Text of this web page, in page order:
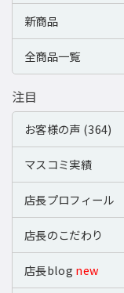
新商品
全商品一覧
注目
お客様の声 (364)
マスコミ実績
店長プロフィール
店長のこだわり
店長blog new